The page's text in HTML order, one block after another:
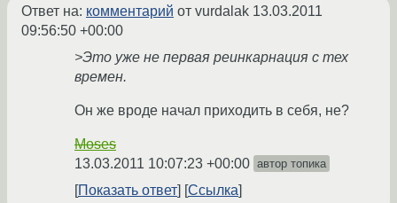
Ответ на: комментарий от vurdalak 13.03.2011
09:56:50 +00:00
>Это уже не первая реинкарнация с тех
времен.
Он же вроде начал приходить в себя, не?
Moses
13.03.2011 10:07:23 +00:00 автор топика
Показать ответ Ссылка